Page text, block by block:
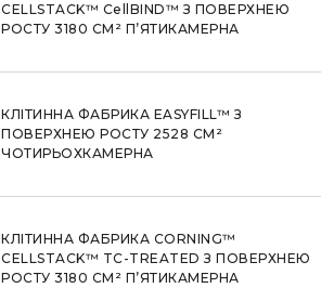
CELLSTACK™ CellBIND™ З ПОВЕРХНЕЮ
РОСТУ 3180 СМ² П’ЯТИКАМЕРНА
КЛІТИННА ФАБРИКА EASYFILL™ З
ПОВЕРХНЕЮ РОСТУ 2528 СМ²
ЧОТИРЬОХКАМЕРНА
КЛІТИННА ФАБРИКА CORNING™
CELLSTACK™ TC-TREATED З ПОВЕРХНЕЮ
РОСТУ 3180 СМ² П’ЯТИКАМЕРНА